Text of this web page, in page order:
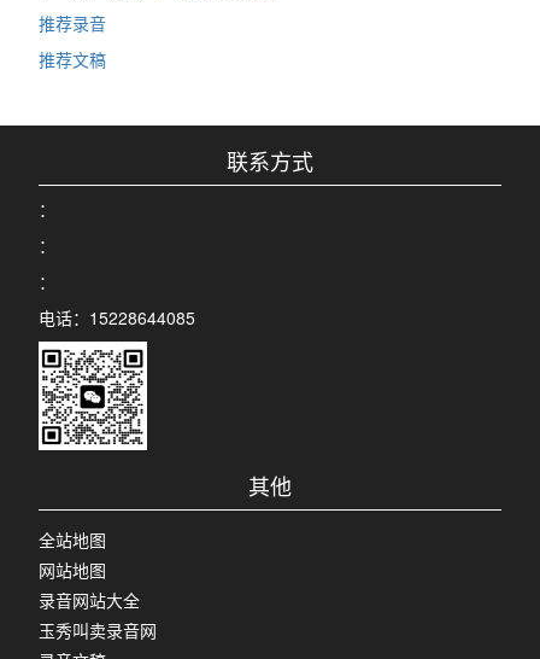
推荐录音
推荐文稿
联系方式
：
：
：
电话：15228644085
其他
全站地图
网站地图
录音网站大全
玉秀叫卖录音网